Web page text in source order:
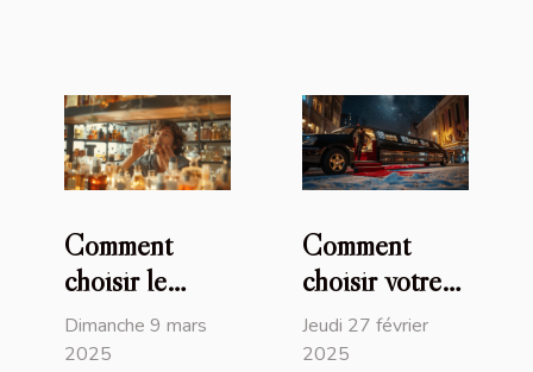
Comment
choisir le
parfum parfait
pour chaque
Dimanche 9 mars
2025
Comment
choisir votre
service de
location de
Jeudi 27 février
2025